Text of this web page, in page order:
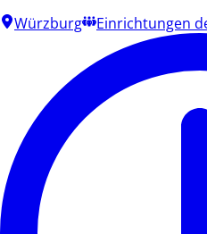
Würzburg
Einrichtungen